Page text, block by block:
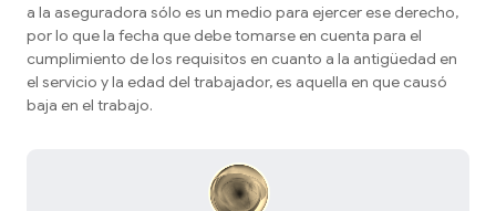
a la aseguradora sólo es un medio para ejercer ese derecho,
por lo que la fecha que debe tomarse en cuenta para el
cumplimiento de los requisitos en cuanto a la antigüedad en
el servicio y la edad del trabajador, es aquella en que causó
baja en el trabajo.